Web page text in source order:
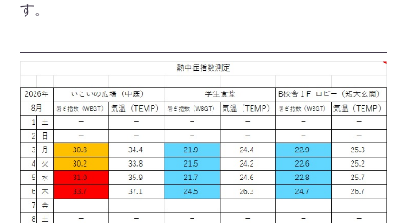
す。